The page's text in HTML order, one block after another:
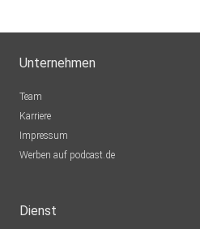
Unternehmen
Team
Karriere
Impressum
Werben auf podcast.de
Dienst